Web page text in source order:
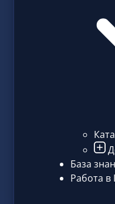
База
Работа в